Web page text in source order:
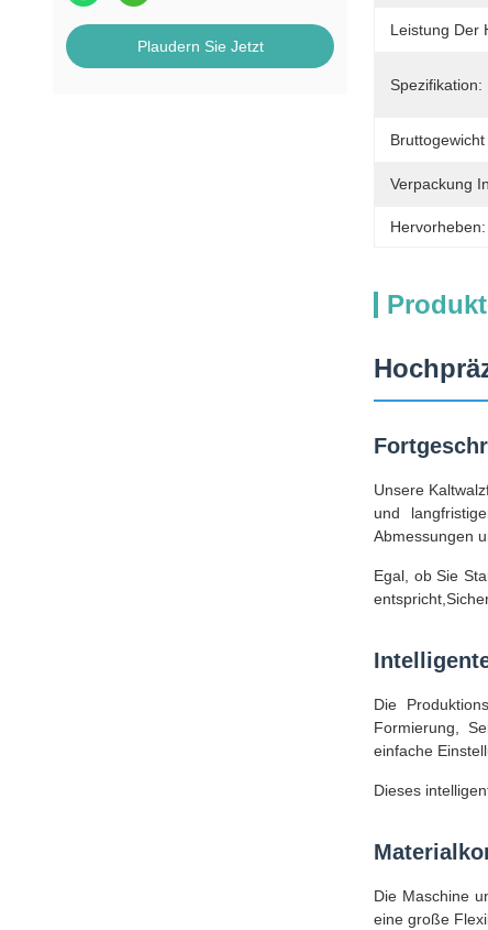
Plaudern Sie Jetzt
Leistung Der
Spezifikation:
Verpackung
Hervorheben:
Unsere
und
Abmessungen
Egal, ob Sie
Die
Formierung,
einfache
Dieses
Die Maschine
eine große